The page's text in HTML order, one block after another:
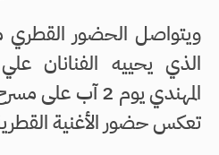
ويتواصل الحضور
الذي يحييه الفنانان
المهندي يوم 2 آب
تعكس حضور الأغنية